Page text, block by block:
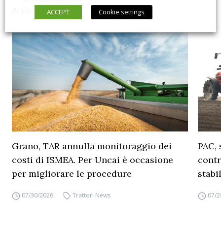
Articoli correlati
Grano, TAR annulla monitoraggio dei
costi di ISMEA. Per Uncai è occasione
per migliorare le procedure
07/30/2026 Trattori News 07/
ACCEPT
Cookie settings